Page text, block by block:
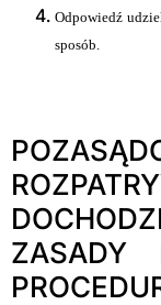
Odpowiedź
sposób.
ZASADY